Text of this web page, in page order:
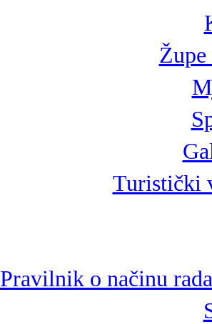
Turistički
Pravilnik o načinu